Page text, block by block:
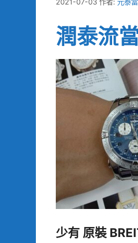
2021-07-03 作者: 元泰
潤泰流
少有 原裝